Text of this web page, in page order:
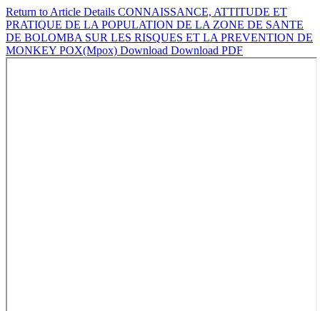
Return to Article Details CONNAISSANCE, ATTITUDE ET
PRATIQUE DE LA POPULATION DE LA ZONE DE SANTE
DE BOLOMBA SUR LES RISQUES ET LA PREVENTION DE
MONKEY POX(Mpox) Download Download PDF